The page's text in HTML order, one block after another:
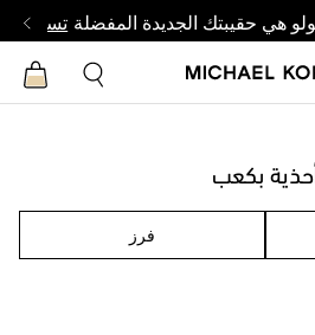
هي حقيبتك الجديدة المفضلة تسوق
أحذية بكعب
فرز